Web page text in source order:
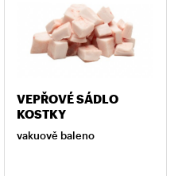
VEPŘOVÉ SÁDLO
KOSTKY
vakuově baleno